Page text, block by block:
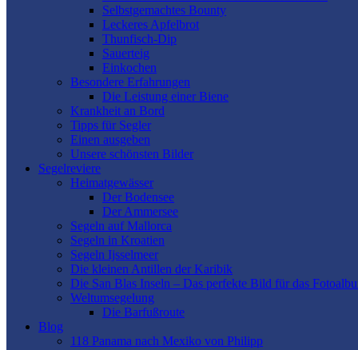
Selbstgemachtes Bounty
Leckeres Apfelbrot
Thunfisch-Dip
Sauerteig
Einkochen
Besondere Erfahrungen
Die Leistung einer Biene
Krankheit an Bord
Tipps für Segler
Einen ausgeben
Unsere schönsten Bilder
Segelreviere
Heimatgewässer
Der Bodensee
Der Ammersee
Segeln auf Mallorca
Segeln in Kroatien
Segeln Ijsselmeer
Die kleinen Antillen der Karibik
Die San Blas Inseln – Das perfekte Bild für das
Weltumsegelung
Die Barfußroute
Blog
118 Panama nach Mexiko von Philipp